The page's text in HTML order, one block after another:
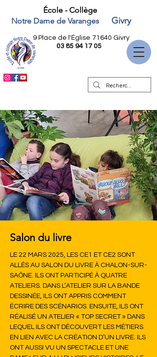
École - Collège
Notre Dame de Varanges
Givry
9 Place de l'Église 71640 Givry
03 85 94 17 05
Salon du livre
LE 22 MARS 2025, LES CE1 ET CE2 SONT
ALLÉS AU SALON DU LIVRE À CHALON-SUR-
SAÔNE. ILS ONT PARTICIPÉ À QUATRE
ATELIERS. DANS L’ATELIER SUR LA BANDE
DESSINÉE, ILS ONT APPRIS COMMENT
ÉCRIRE DES SCÉNARIOS. ENSUITE, ILS ONT
RÉALISÉ UN ATELIER « TOP SECRET » DANS
LEQUEL ILS ONT DÉCOUVERT LES MÉTIERS
EN LIEN AVEC LA CRÉATION D’UN LIVRE. ILS
ONT AUSSI VU UN SPECTACLE ET UNE